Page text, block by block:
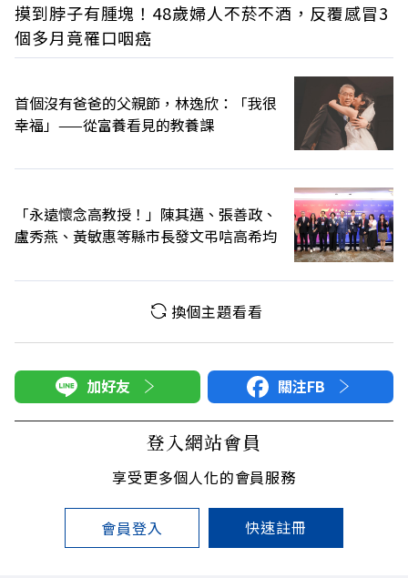
摸到脖子有腫塊！48歲婦人不菸不酒，反覆感冒3
個多月竟罹口咽癌
首個沒有爸爸的父親節，林逸欣：「我很
幸福」——從富養看見的教養課
「永遠懷念高教授！」陳其邁、張善政、
盧秀燕、黃敏惠等縣市長發文弔唁高希均
換個主題看看
加好友 關注FB
登入網站會員
享受更多個人化的會員服務
會員登入 快速註冊